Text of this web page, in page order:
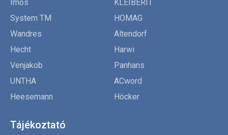
Imos
KLEIBERIT
System TM
HOMAG
Wandres
Altendorf
Hecht
Harwi
Venjakob
Panhans
UNTHA
ACword
Heesemann
Höcker
Tájékoztató